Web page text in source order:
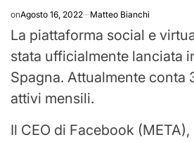
onAgosto 16, 2022 Matteo Bianchi
La piattaforma social e
stata ufficialmente lanciata
Spagna. Attualmente conta
attivi mensili.
Il CEO di Facebook